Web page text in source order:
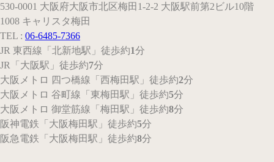
530-0001 大阪府大阪市北区梅田1-2-2 大阪駅前第2ビル10階
1008 キャリスタ梅田
TEL : 06-6485-7366
JR 東西線 「北新地駅」 徒歩約1分
JR
「大阪駅」 徒歩約7分
大阪メトロ 四つ橋線 「西梅田駅」 徒歩約2分
大阪メトロ 谷町線 「東梅田駅」 徒歩約5分
大阪メトロ 御堂筋線 「梅田駅」 徒歩約8分
阪神電鉄 「大阪梅田駅」 徒歩約5分
阪急電鉄 「大阪梅田駅」 徒歩約8分